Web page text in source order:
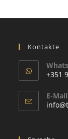
Kontakte
+351
in
Ihrer
E-